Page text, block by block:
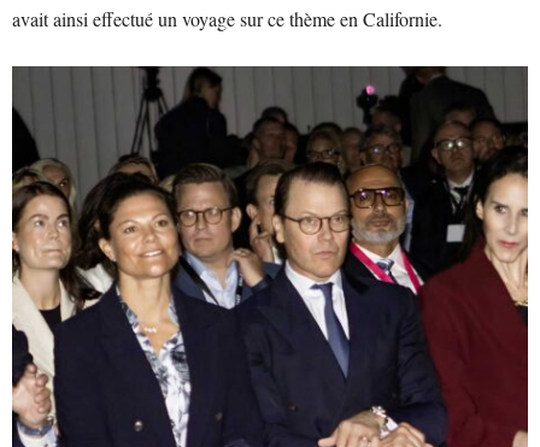
avait ainsi effectué un voyage sur ce thème en Californie.